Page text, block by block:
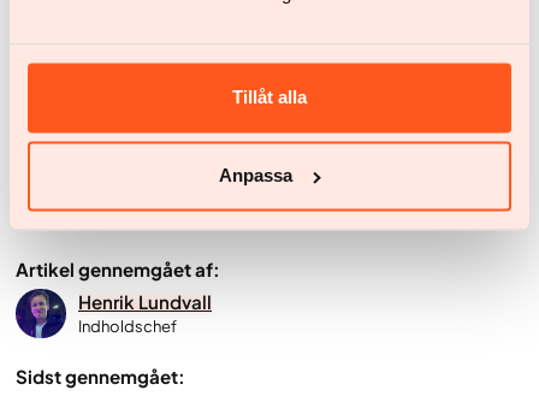
Tillåt alla
Anpassa
(tirzepatide) – EPAR Product Information.
https://www.ema.europa.eu/en/medicines/human/EP
AR/mounjaro
Artikel gennemgået af:
Artikel gennemgået af:
Henrik Lundvall
Indholdschef
Sidst gennemgået: